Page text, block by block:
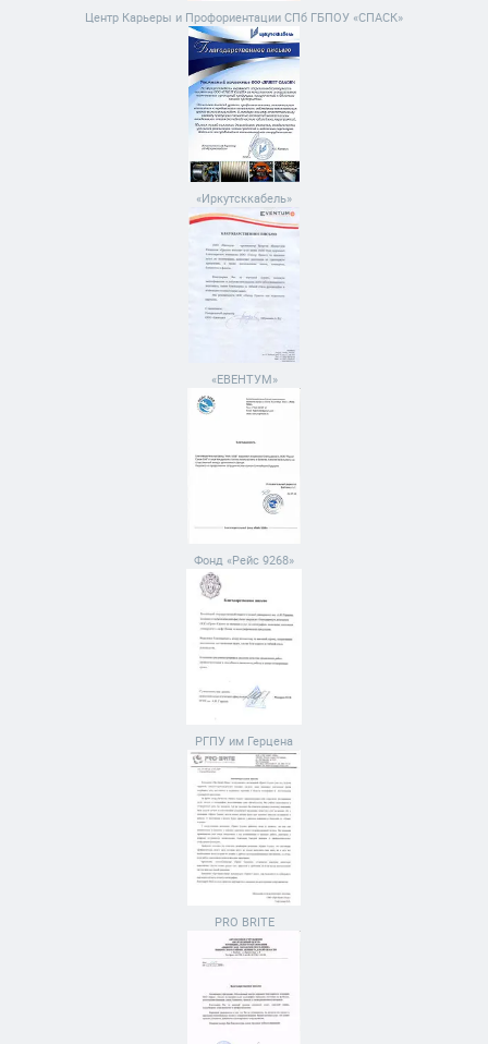
Центр Карьеры и Профориентации СПб ГБПОУ «СПАСК»
«Иркутсккабель»
«ЕВЕНТУМ»
Фонд «Рейс 9268»
РГПУ им Герцена
PRO BRITE